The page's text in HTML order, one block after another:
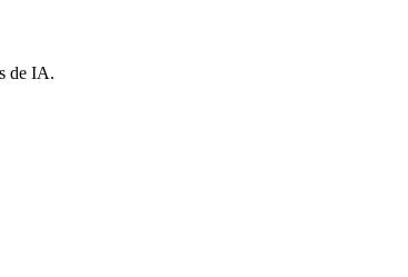
de IA.